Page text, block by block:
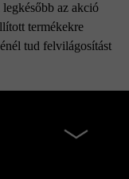
az akció
termékekre
tud felvilágosítást